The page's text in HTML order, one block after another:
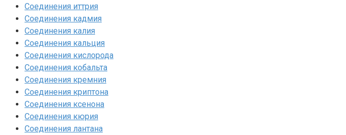
Соединения иттрия‎
Соединения кадмия
Соединения калия‎
Соединения кальция
Соединения кислорода‎
Соединения кобальта
Соединения кремния‎
Соединения криптона‎
Соединения ксенона‎
Соединения кюрия
Соединения лантана‎